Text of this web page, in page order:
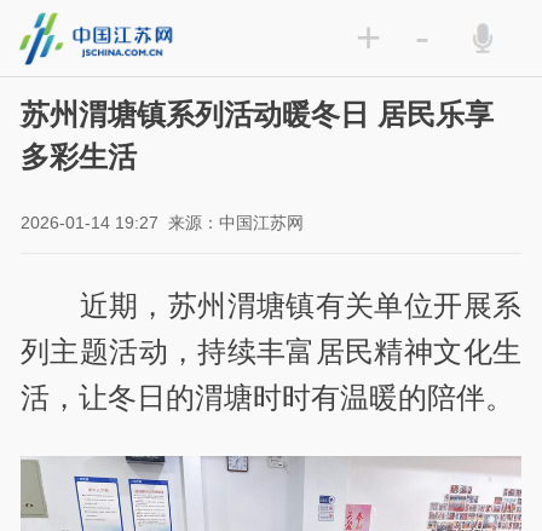
+ -
苏州渭塘镇系列活动暖冬日 居民乐享
多彩生活
2026-01-14 19:27 来源：中国江苏网
近期，苏州渭塘镇有关单位开展系
列主题活动，持续丰富居民精神文化生
活，让冬日的渭塘时时有温暖的陪伴。